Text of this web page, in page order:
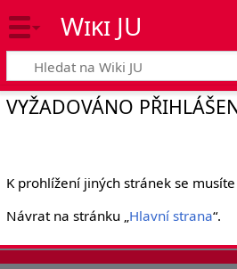
Wiki JU
VYŽADOVÁNO
K prohlížení jiných stránek se musíte
Návrat na stránku „Hlavní strana“.